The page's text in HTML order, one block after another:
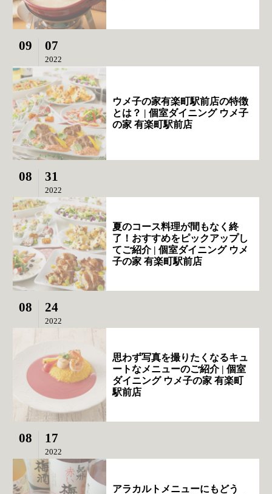
09 07
2022
ウメ子の家有楽町駅前店の特徴
とは？ | 個室ダイニング ウメ子
の家 有楽町駅前店
08 31
2022
夏のコース料理が間もなく終
了！おすすめをピックアップし
てご紹介 | 個室ダイニング ウメ
子の家 有楽町駅前店
08 24
2022
思わず写真を撮りたくなるキュ
ートなメニューのご紹介 | 個室
ダイニング ウメ子の家 有楽町
駅前店
08 17
2022
アラカルトメニューにもどう